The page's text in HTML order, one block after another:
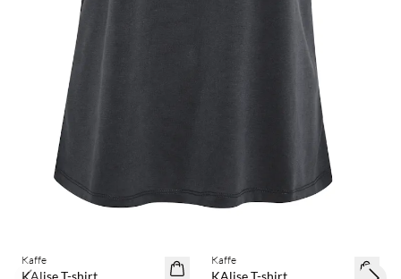
Kaffe
KAlise T-shirt
Kaffe
KAlise T-shirt